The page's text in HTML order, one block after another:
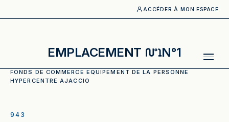
ACCÉDER À MON ESPACE
EMPLACEMENT N°1
FONDS DE COMMERCE EQUIPEMENT DE LA PERSONNE
HYPERCENTRE AJACCIO
943